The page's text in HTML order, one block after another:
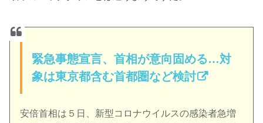
緊急事態宣言、首相が意向固める…対
象は東京都含む首都圏など検討
安倍首相は５日、新型コロナウイルスの感染者急増